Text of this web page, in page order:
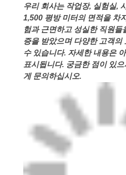
우리 회사는 작업장, 실험실,
1,500 평방 미터의 면적을 차
험과 근면하고 성실한 직원들
증을 받았으며 다양한 고객의
수 있습니다. 자세한 내용은
표시됩니다. 궁금한 점이 있
게 문의하십시오.